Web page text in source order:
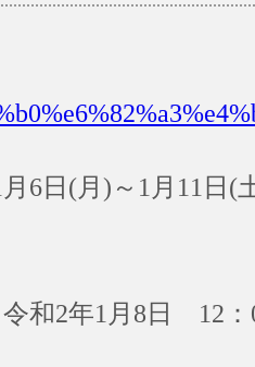
6日(月)～1月11日
和2年1月8日 12：